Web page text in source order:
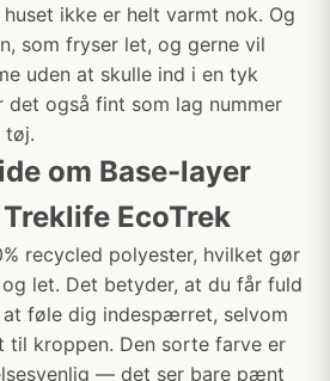
ikke er helt varmt nok. Og
som fryser let, og gerne vil
uden at skulle ind i en tyk
det også fint som lag nummer
tøj.
om Base-layer
EcoTrek
recycled polyester, hvilket gør
let. Det betyder, at du får fuld
føle dig indespærret, selvom
kroppen. Den sorte farve er
— det ser bare pænt